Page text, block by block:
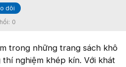
dõi
0
trong những trang sách khô
nghiệm khép kín. Với khát